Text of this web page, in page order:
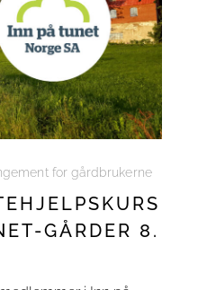
for gårdbrukerne
GÅRDER 8.